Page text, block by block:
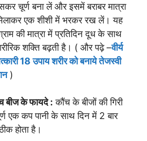
चूर्ण बना लें और इसमें बराबर मात्रा
एक शीशी में भरकर रख लें। यह
की मात्रा में प्रतिदिन दूध के साथ
शक्ति बढ़ती है। ( और पढ़े –वीर्य
18 उपाय शरीर को बनाये तेजस्वी
)
बीज के फायदे : कौंच के बीजों की गिरी
एक कप पानी के साथ दिन में 2 बार
होता है।